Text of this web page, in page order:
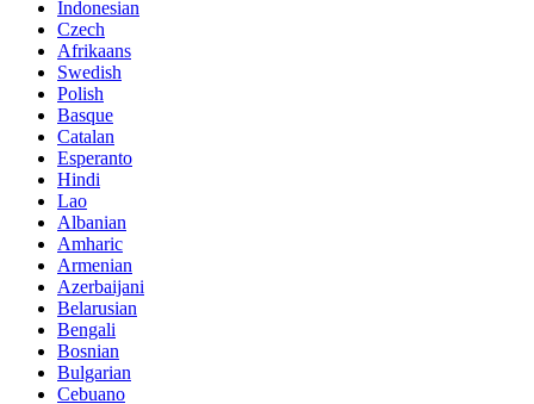
Indonesian
Czech
Afrikaans
Swedish
Polish
Basque
Catalan
Esperanto
Hindi
Lao
Albanian
Amharic
Armenian
Azerbaijani
Belarusian
Bengali
Bosnian
Bulgarian
Cebuano